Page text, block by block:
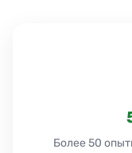
Более 50